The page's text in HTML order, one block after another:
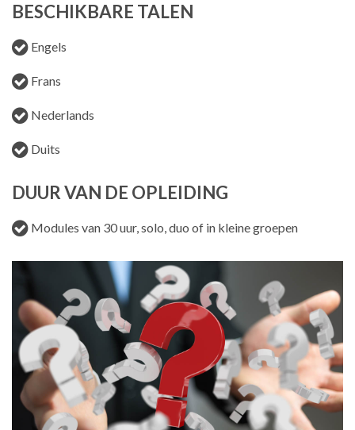
BESCHIKBARE TALEN
Engels
Frans
Nederlands
Duits
DUUR VAN DE OPLEIDING
Modules van 30 uur, solo, duo of in kleine groepen